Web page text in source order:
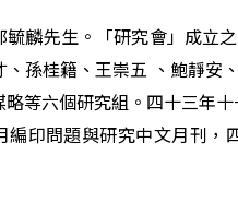
毓麟先生。「研究會」成立
、孫桂籍、王崇五 、鮑靜安
等六個研究組。四十三年
編印問題與研究中文月刊